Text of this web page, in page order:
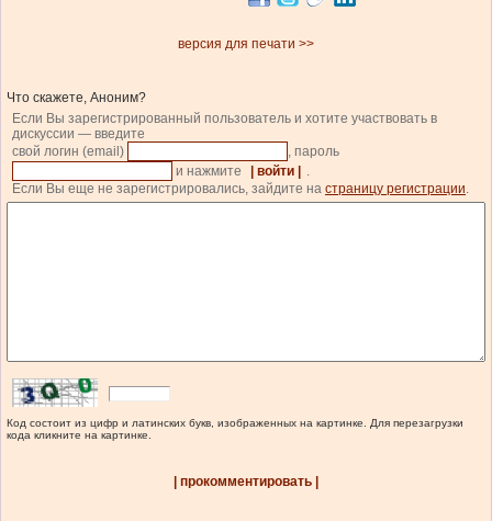
версия для печати >>
Что скажете, Аноним?
Если Вы зарегистрированный пользователь и хотите участвовать в
дискуссии — введите
свой логин (email)
, пароль
и нажмите
| войти |
.
Если Вы еще не зарегистрировались, зайдите на страницу регистрации.
Код состоит из цифр и латинских букв, изображенных на картинке. Для перезагрузки
кода кликните на картинке.
| прокомментировать |